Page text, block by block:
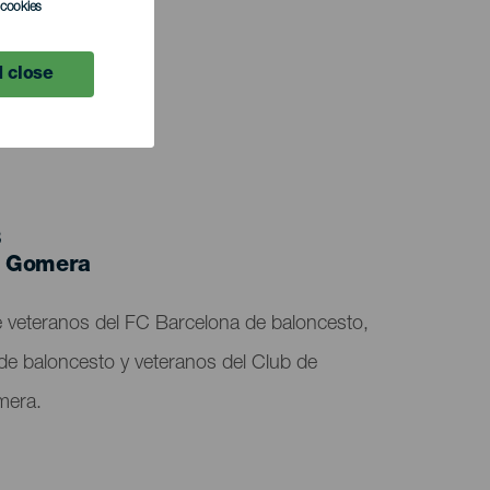
close
Gomera
del FC Barcelona de baloncesto,
baloncesto y veteranos del Club de